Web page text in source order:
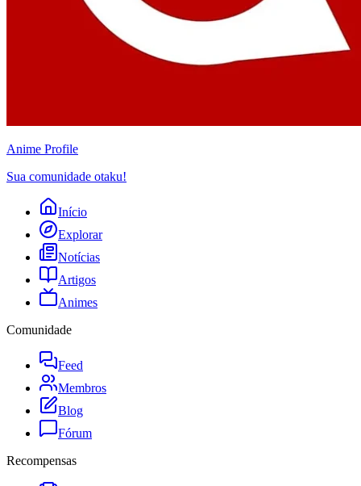
Anime Profile
Sua comunidade otaku!
Início
Explorar
Notícias
Artigos
Animes
Comunidade
Feed
Membros
Blog
Fórum
Recompensas